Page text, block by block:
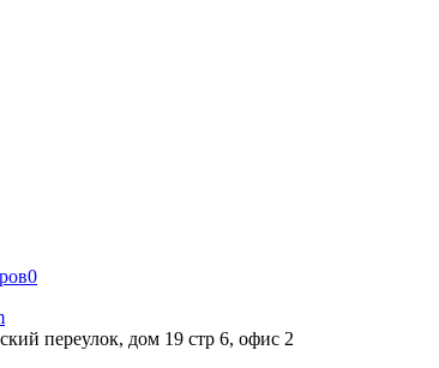
0
переулок, дом 19 стр 6, офис 2